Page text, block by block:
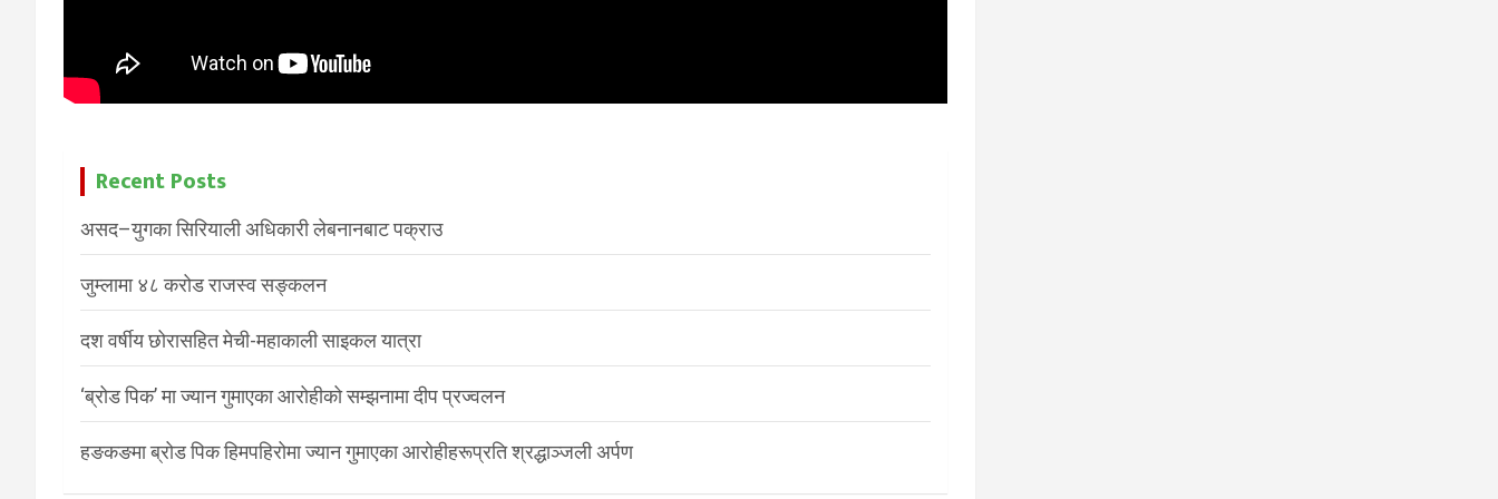
Recent Posts
असद–युगका सिरियाली अधिकारी लेबनानबाट पक्राउ
जुम्लामा ४८ करोड राजस्व सङ्कलन
दश वर्षीय छोरासहित मेची-महाकाली साइकल यात्रा
‘ब्रोड पिक’ मा ज्यान गुमाएका आरोहीको सम्झनामा दीप प्रज्वलन
हङकङमा ब्रोड पिक हिमपहिरोमा ज्यान गुमाएका आरोहीहरूप्रति श्रद्धाञ्जली अर्पण